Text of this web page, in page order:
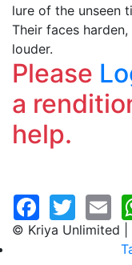
lure of the unseen
Their faces
louder.
Please
a
help.
© Kriya Unlimited |